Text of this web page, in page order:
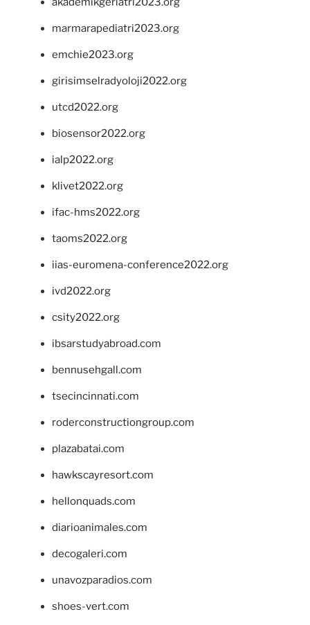
marmarapediatri2023.org
emchie2023.org
girisimselradyoloji2022.org
utcd2022.org
biosensor2022.org
ialp2022.org
klivet2022.org
ifac-hms2022.org
taoms2022.org
iias-euromena-conference2022.org
ivd2022.org
csity2022.org
ibsarstudyabroad.com
bennusehgall.com
tsecincinnati.com
roderconstructiongroup.com
plazabatai.com
hawkscayresort.com
hellonquads.com
diarioanimales.com
decogaleri.com
unavozparadios.com
shoes-vert.com